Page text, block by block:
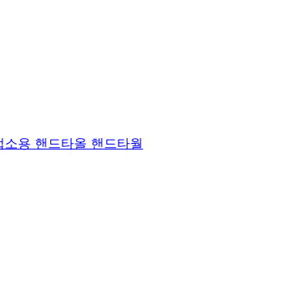
용 핸드타올 핸드타월